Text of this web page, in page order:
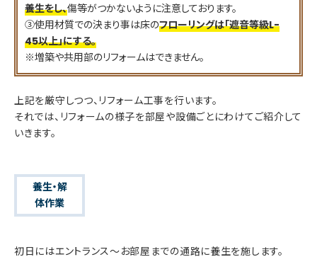
養生をし、傷等がつかないように注意しております。
③使用材質での決まり事は床のフローリングは「遮音等級L-
45以上」にする。
※増築や共用部のリフォームはできません。
上記を厳守しつつ、リフォーム工事を行います。
それでは、リフォームの様子を部屋や設備ごとにわけてご紹介して
いきます。
養生・解
体作業
初日にはエントランス～お部屋までの通路に養生を施します。